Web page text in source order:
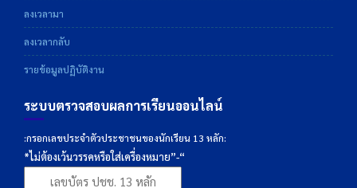
ลงเวลามา
ลงเวลากลับ
รายข้อมูลปฏิบัติงาน
ระบบตรวจสอบผลการเรียนออนไลน์
:กรอกเลขประจำตัวประชาชนของนักเรียน 13 หลัก:
*ไม่ต้องเว้นวรรคหรือใส่เครื่องหมาย”-“